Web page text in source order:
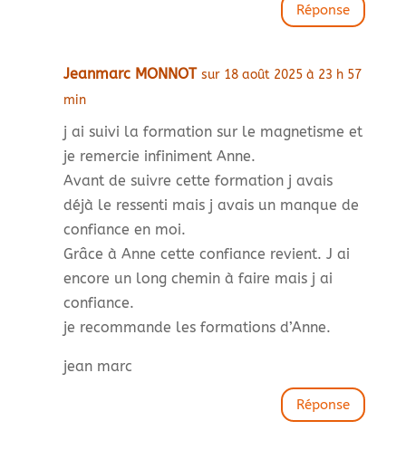
Réponse
Jeanmarc MONNOT sur 18 août 2025 à 23 h 57
min
j ai suivi la formation sur le magnetisme et
je remercie infiniment Anne.
Avant de suivre cette formation j avais
déjà le ressenti mais j avais un manque de
confiance en moi.
Grâce à Anne cette confiance revient. J ai
encore un long chemin à faire mais j ai
confiance.
je recommande les formations d’Anne.
jean marc
Réponse